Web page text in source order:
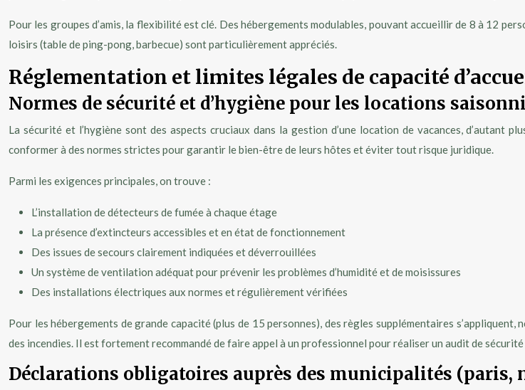
Pour les groupes d’amis, la flexibilité est clé. Des hébergements modulables, pouvant accueillir de 8 à 12
loisirs (table de ping-pong, barbecue) sont particulièrement appréciés.
Réglementation et limites légales de capacité
Normes de sécurité et d’hygiène pour les locations
La sécurité et l’hygiène sont des aspects cruciaux dans la gestion d’une location de vacances, d’autant
conformer à des normes strictes pour garantir le bien-être de leurs hôtes et éviter tout risque juridique.
Parmi les exigences principales, on trouve :
L’installation de détecteurs de fumée à chaque étage
La présence d’extincteurs accessibles et en état de fonctionnement
Des issues de secours clairement indiquées et déverrouillées
Un système de ventilation adéquat pour prévenir les problèmes d’humidité et de moisissures
Des installations électriques aux normes et régulièrement vérifiées
Pour les hébergements de grande capacité (plus de 15 personnes), des règles supplémentaires
des incendies. Il est fortement recommandé de faire appel à un professionnel pour réaliser un audit de
Déclarations obligatoires auprès des municipalités (paris,